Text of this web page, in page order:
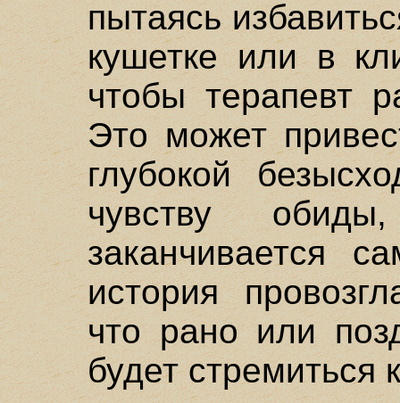
пытаясь
кушетке или в
чтобы терапевт
Это может
глубокой
чувству
заканчивается
история
что рано или
будет стремиться